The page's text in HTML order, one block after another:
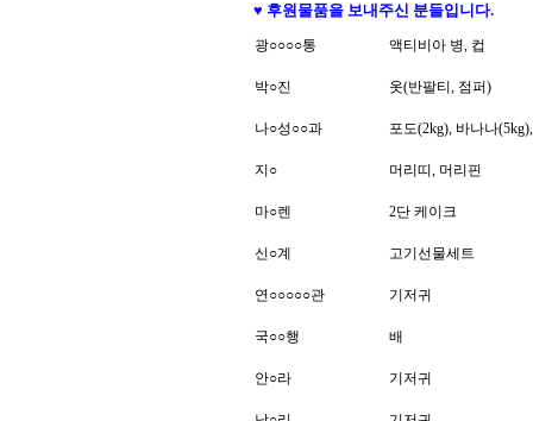
♥ 후원물품을 보내주신 분들입니다.
광○○○○통 액티비아 병, 컵
박○진 옷(반팔티, 점퍼)
나○성○○과 포도(2kg), 바나나
지 ○ 머리띠, 머리핀
마○렌 2단 케이크
신○계 고기선물세트
연 ○○○○○관 기저귀
국○○행 배
안○라 기저귀